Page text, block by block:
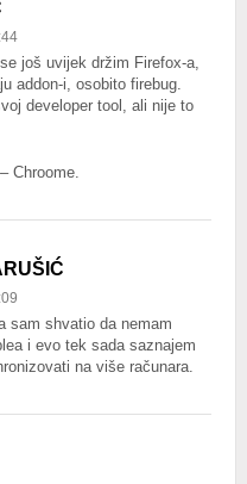
još uvijek držim Firefox-a,
addon-i, osobito firebug.
developer tool, ali nije to
Chroome.
sam shvatio da nemam
i evo tek sada saznajem
na više računara.